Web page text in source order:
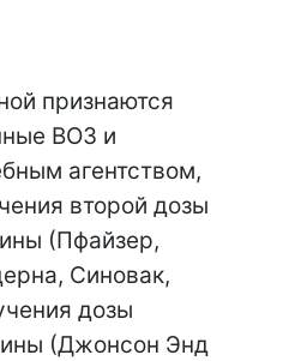
признаются
ВОЗ и
агентством,
второй дозы
(Пфайзер,
Синовак,
дозы
(Джонсон Энд